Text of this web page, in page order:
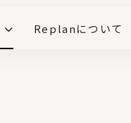
Replanについて